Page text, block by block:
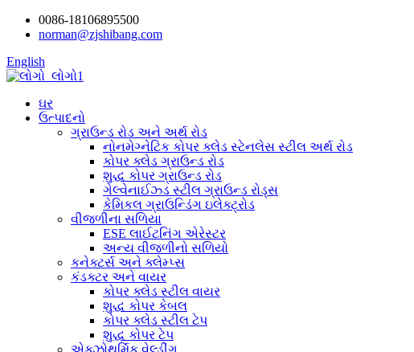
0086-18106895500
norman@zjshibang.com
English
ઘર
ઉત્પાદનો
ગ્રાઉન્ડ રોડ અને અર્થ રોડ
નોનમેગ્નેટિક કોપર ક્લેડ સ્ટેનલેસ સ્ટીલ અર્થ રોડ
કોપર ક્લેડ ગ્રાઉન્ડ રોડ
શુદ્ધ કોપર ગ્રાઉન્ડ રોડ
ગેલ્વેનાઈઝ્ડ સ્ટીલ ગ્રાઉન્ડ રોડ્સ
કેમિકલ ગ્રાઉન્ડિંગ ઇલેક્ટ્રોડ
વીજળીના સળિયા
ESE લાઈટનિંગ એરેસ્ટર
અન્ય વીજળીનો સળિયો
કનેક્ટર્સ અને ક્લેમ્પ્સ
કંડક્ટર અને વાયર
કોપર ક્લેડ સ્ટીલ વાયર
શુદ્ધ કોપર કેબલ
કોપર ક્લેડ સ્ટીલ ટેપ
શુદ્ધ કોપર ટેપ
એક્ઝોથર્મિક વેલ્ડીંગ